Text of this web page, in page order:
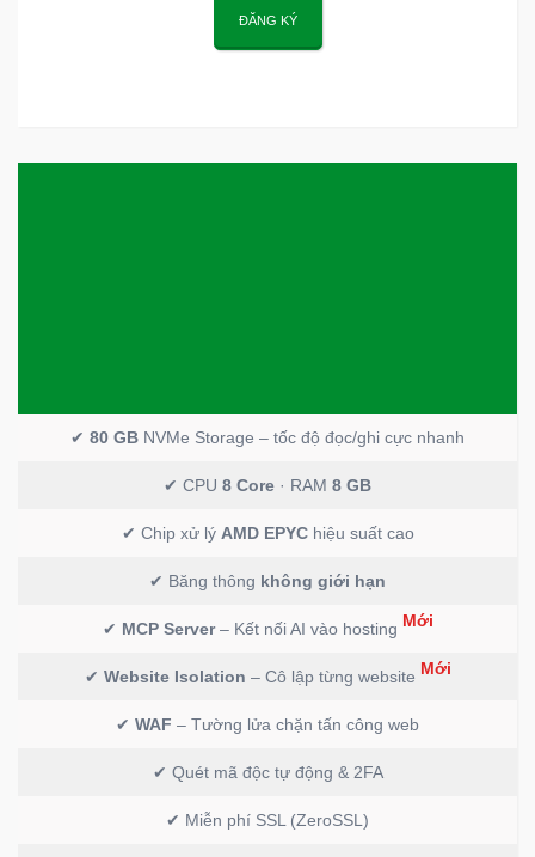
ĐĂNG KÝ
✔ 80 GB NVMe Storage – tốc độ đọc/ghi cực nhanh
✔ CPU 8 Core · RAM 8 GB
✔ Chip xử lý AMD EPYChiệu suất cao
✔ Băng thông không giới hạn
✔ MCP Server– Kết nối AI vào hosting Mới
✔ Website Isolation – Cô lập từng website Mới
✔ WAF – Tường lửa chặn tấn công web
✔ Quét mã độc tự động & 2FA
✔ Miễn phí SSL (ZeroSSL)